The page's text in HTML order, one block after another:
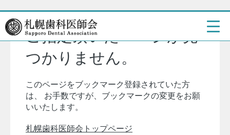
ご指定頂いたページが見
つかりません。
このページをブックマーク登録されていた方
は、
お手数ですが、ブックマークの変更をお願
いいたします。
札幌歯科医師会トップページ